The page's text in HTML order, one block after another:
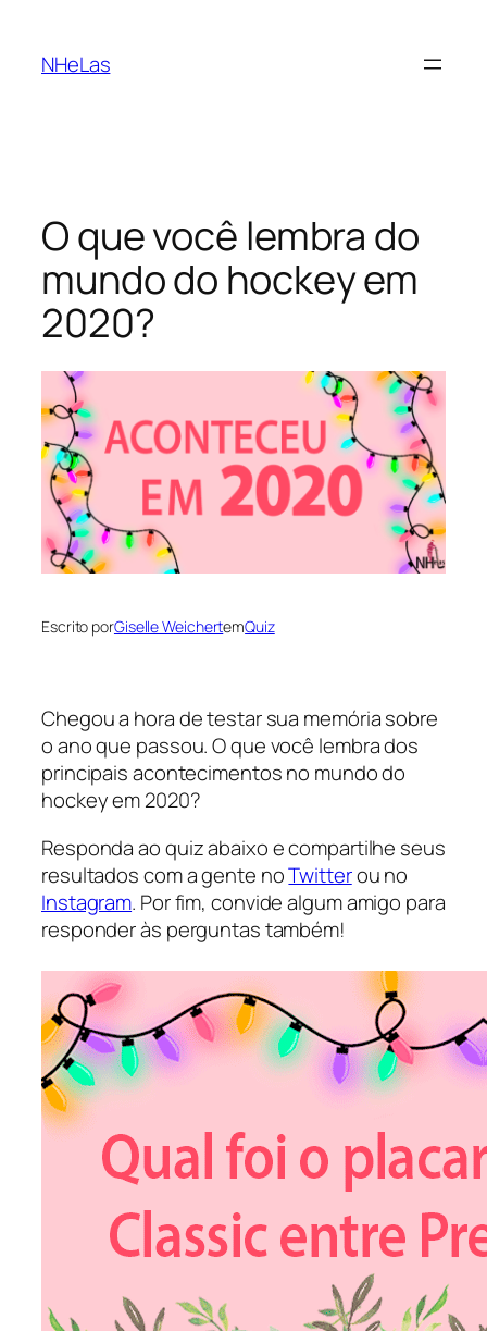
NHeLas
O que você lembra do
mundo do hockey em
2020?
Escrito porGiselle WeichertemQuiz
Chegou a hora de testar sua memória sobre
o ano que passou. O que você lembra dos
principais acontecimentos no mundo do
hockey em 2020?
Responda ao quiz abaixo e compartilhe seus
resultados com a gente noTwitterou no
Instagram. Por fim, convide algum amigo para
responder às perguntas também!